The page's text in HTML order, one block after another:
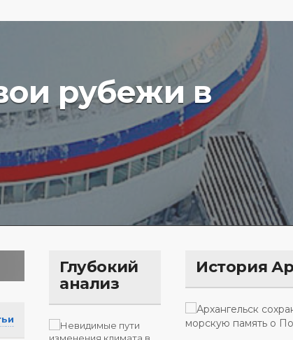
рубежи в
Бизнесу вредят пустые
обещания: Юрий Коробов
проблемах чрезмерного
кредитования в РФ
Глубокий
анализ
История